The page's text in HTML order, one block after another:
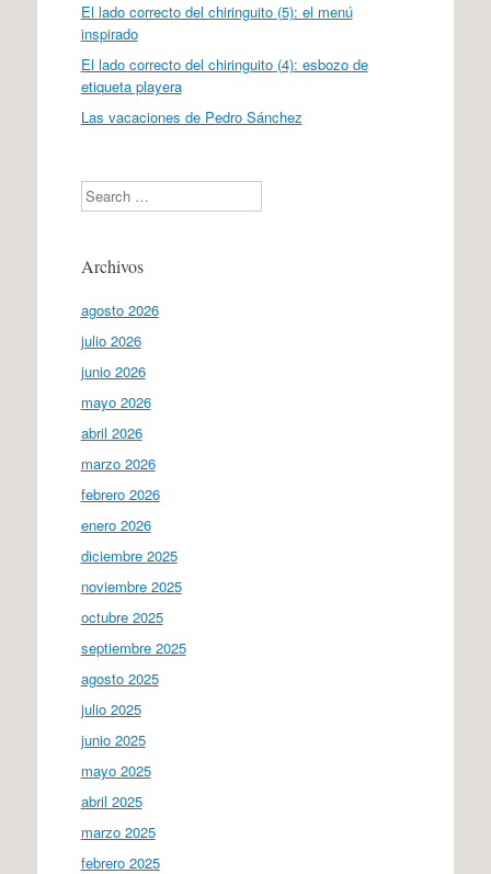
El lado correcto del chiringuito (5): el menú
inspirado
El lado correcto del chiringuito (4): esbozo de
etiqueta playera
Las vacaciones de Pedro Sánchez
Search
Archivos
agosto 2026
julio 2026
junio 2026
mayo 2026
abril 2026
marzo 2026
febrero 2026
enero 2026
diciembre 2025
noviembre 2025
octubre 2025
septiembre 2025
agosto 2025
julio 2025
junio 2025
mayo 2025
abril 2025
marzo 2025
febrero 2025